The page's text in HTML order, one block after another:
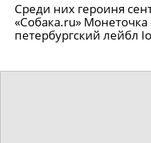
Среди них героиня
«Собака.ru»
петербургский лейбл